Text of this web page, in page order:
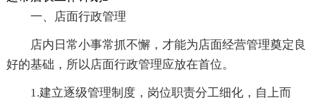
一、店面行政管理
店内日常小事常抓不懈，才能为店面经营管理奠定良
好的基础，所以店面行政管理应放在首位。
1.建立逐级管理制度，岗位职责分工细化，自上而